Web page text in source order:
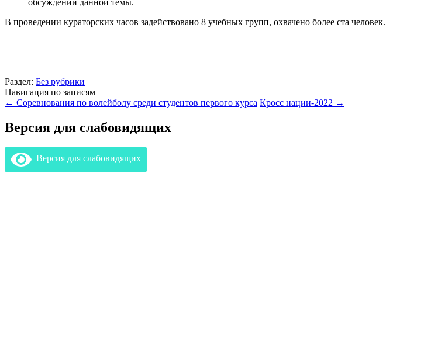
В проведении кураторских часов задействовано 8 учебных групп, охвачено более ста человек.
Раздел: Без рубрики
Навигация по записям
← Соревнования по волейболу среди студентов первого курса Кросс нации-2022 →
Версия для слабовидящих
Версия для слабовидящих